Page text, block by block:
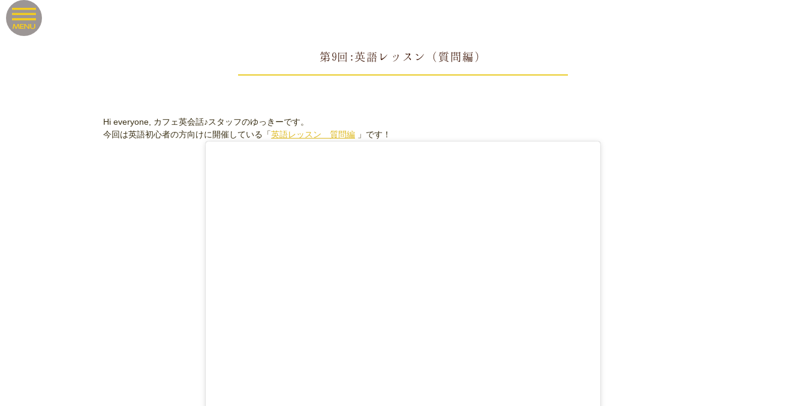
第9回:英語レッスン（質問編）
Hi everyone, カフェ英会話♪スタッフのゆっきーです。
今回は英語初心者の方向けに開催している「英語レッスン 質問編 」です！